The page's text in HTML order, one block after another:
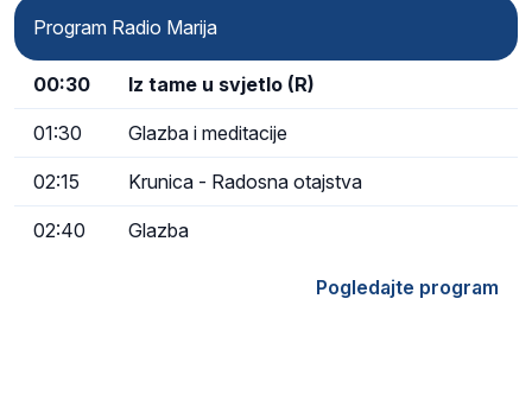
Program Radio Marija
00:30 Iz tame u svjetlo (R)
01:30 Glazba i meditacije
02:15 Krunica - Radosna otajstva
02:40 Glazba
Pogledajte program